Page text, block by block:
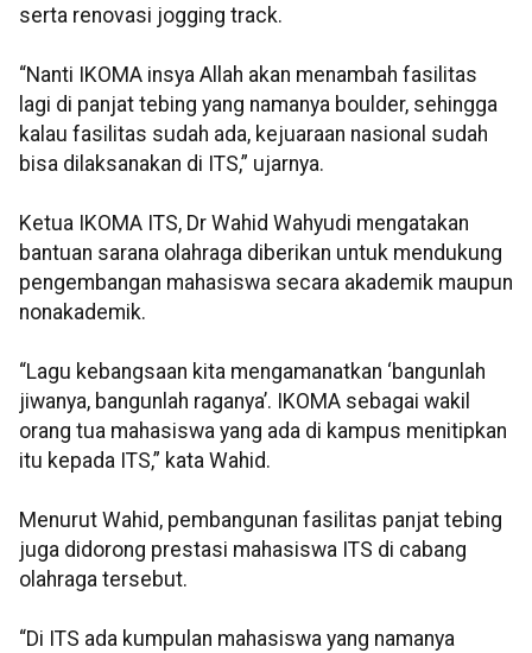
serta renovasi jogging track.
“Nanti IKOMA insya Allah akan menambah fasilitas
lagi di panjat tebing yang namanya boulder, sehingga
kalau fasilitas sudah ada, kejuaraan nasional sudah
bisa dilaksanakan di ITS,” ujarnya.
Ketua IKOMA ITS, Dr Wahid Wahyudi mengatakan
bantuan sarana olahraga diberikan untuk mendukung
pengembangan mahasiswa secara akademik maupun
nonakademik.
“Lagu kebangsaan kita mengamanatkan ‘bangunlah
jiwanya, bangunlah raganya’. IKOMA sebagai wakil
orang tua mahasiswa yang ada di kampus menitipkan
itu kepada ITS,” kata Wahid.
Menurut Wahid, pembangunan fasilitas panjat tebing
juga didorong prestasi mahasiswa ITS di cabang
olahraga tersebut.
“Di ITS ada kumpulan mahasiswa yang namanya